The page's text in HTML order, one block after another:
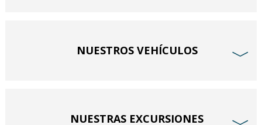
NUESTROS VEHÍCULOS ﹀
NUESTRAS EXCURSIONES